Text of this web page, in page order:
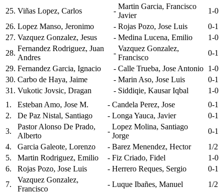
25. Viñas Lopez, Carlos -
Martin Garcia, Francisco
Javier
1-0
26. Lopez Manso, Jeronimo - Rojas Pozo, Jose Luis
0-1
27. Vazquez Gonzalez, Jesus - Medina Lucena, Emilio
1-0
28.
Fernandez Rodriguez, Juan
Andres
-
Vazquez Gonzalez,
Francisco
0-1
29. Fernandez Garcia, Ignacio - Calle Trueba, Jose Antonio 1-0
30. Carbo de Haya, Jaime - Marin Aso, Jose Luis
0-1
31. Vukotic Jovsic, Dragan - Siddiqie, Kausar Iqbal
1-0
1.
Esteban Amo, Jose M. - Candela Perez, Jose
0-1
2.
De Paz Nistal, Santiago - Longa Yauca, Javier
0-1
3.
Pastor Alonso De Prado,
Alberto
-
Lopez Molina, Santiago
Jorge
0-1
4.
Garcia Galeote, Lorenzo - Barez Menendez, Hector
1/2
5.
Martin Rodriguez, Emilio - Fiz Criado, Fidel
1-0
6.
Rojas Pozo, Jose Luis - Herrero Reques, Sergio
0-1
7.
Vazquez Gonzalez,
Francisco
- Luque Ibañes, Manuel 1/2